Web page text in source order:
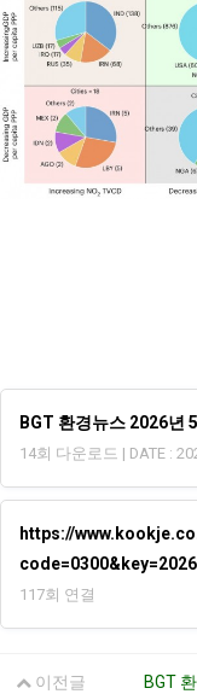
BGT 환경뉴스 2026년
14회 다운로드 | DATE :
https://
117회 연결
이전글